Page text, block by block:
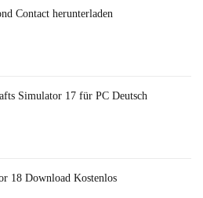
Contact herunterladen
Simulator 17 für PC Deutsch
18 Download Kostenlos